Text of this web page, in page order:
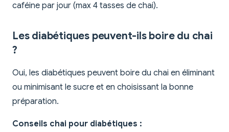
caféine par jour (max 4 tasses de chai).
Les diabétiques peuvent-ils boire du chai
?
Oui, les diabétiques peuvent boire du chai en éliminant
ou minimisant le sucre et en choisissant la bonne
préparation.
Conseils chai pour diabétiques :